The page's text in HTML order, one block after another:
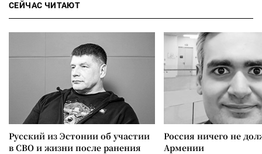
СЕЙЧАС ЧИТАЮТ
Русский из Эстонии об участии
в СВО и жизни после ранения
Россия ничего не
Армении